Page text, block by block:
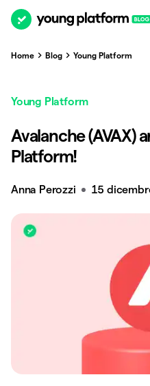
Home Blog Young Platform
Young Platform
Avalanche (AVAX)
Platform!
Anna Perozzi 15